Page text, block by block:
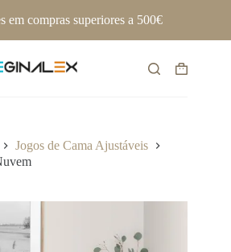
em compras superiores a 500€
Carrinho
Jogos de Cama Ajustáveis